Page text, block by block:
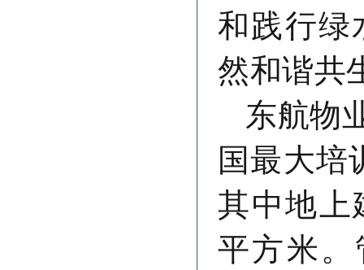
和践行绿
然和谐共
东航物
国最大培
其中地上
平方米。